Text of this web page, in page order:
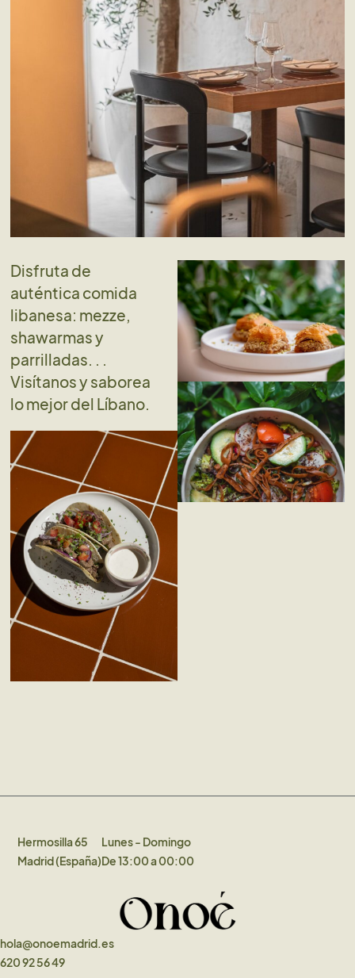
Disfruta de
auténtica comida
libanesa: mezze,
shawarmas y
parrilladas. . .
Visítanos y saborea
lo mejor del Líbano.
Hermosilla 65
Madrid (España)
Lunes - Domingo
De 13:00 a 00:00
hola@onoemadrid.es
620 92 56 49